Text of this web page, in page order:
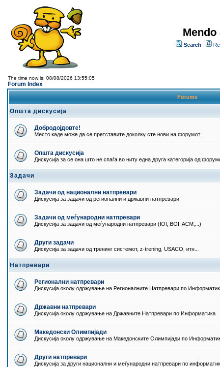
Search
The time now is: 08/08/2026 13:55:05
Forum Index
Forums
Општа дискусија
Добродојдовте!
Место каде може да се претставите доколку сте нови на форумот...
Општа дискусија
Дискусија за се она што не спаѓа во ниту една друга категорија од
Задачи
Задачи од национални натпревари
Дискусија за задачи од регионални и државни натпревари
Задачи од меѓународни натпревари
Дискусија за задачи од меѓународни натпревари (IOI, BOI, ACM,...)
Други задачи
Дискусија за задачи од тренинг системот, z-trening, USACO, итн...
Натпревари
Регионални натпревари
Дискусија околу одржување на Регионалните Натпревари по
Државни натпревари
Дискусија околу одржување на Државните Натпревари по Информатика
Македонски Олимпијади
Дискусија околу одржување на Македонските Олимпијади по
Други натпревари
Дискусија за други национални и меѓународни натпревари по